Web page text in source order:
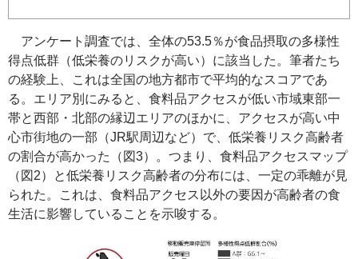
アンケート調査では、全体の53.5％が食品摂取の多様性
得点低群（低栄養のリスクが高い）に該当した。筆者たち
の経験上、これは全国の地方都市で平均的なスコアであ
る。エリア別にみると、食料品アクセスが低い市域東部一
帯と西部・北部の縁辺エリアのほかに、アクセスが高い中
心市街地の一部（JR駅周辺など）で、低栄養リスク高齢者
の割合が高かった（図3）。つまり、食料品アクセスマップ
（図2）と低栄養リスク高齢者の分布には、一定の乖離が見
られた。これは、食料品アクセス以外の要因が高齢者の食
生活に影響していることを示唆する。